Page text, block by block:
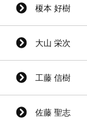
榎本 好樹
大山 栄次
工藤 信樹
佐藤 聖志